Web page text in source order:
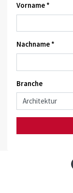
Vorname *
Nachname *
Branche